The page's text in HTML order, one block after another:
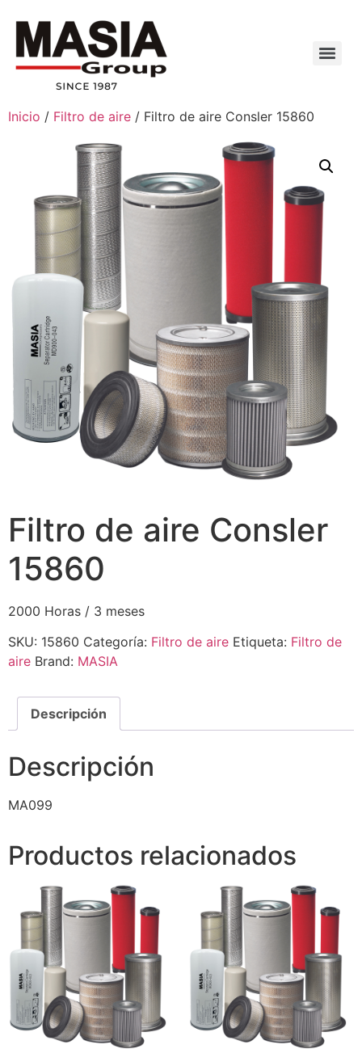
Inicio / Filtro de aire / Filtro de aire Consler 15860
Filtro de aire Consler
15860
2000 Horas / 3 meses
SKU: 15860 Categoría: Filtro de aire Etiqueta: Filtro de
aire Brand: MASIA
Descripción
Descripción
MA099
Productos relacionados